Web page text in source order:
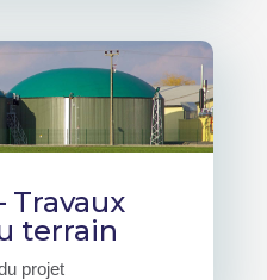
Travaux
terrain
projet